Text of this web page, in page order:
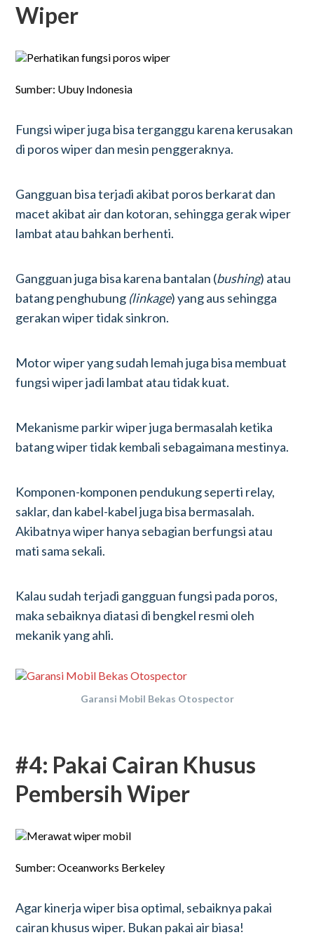
Wiper
Sumber: Ubuy Indonesia
Fungsi wiper juga bisa terganggu karena kerusakan
di poros wiper dan mesin penggeraknya.
Gangguan bisa terjadi akibat poros berkarat dan
macet akibat air dan kotoran, sehingga gerak wiper
lambat atau bahkan berhenti.
Gangguan juga bisa karena bantalan (bushing) atau
batang penghubung (linkage) yang aus sehingga
gerakan wiper tidak sinkron.
Motor wiper yang sudah lemah juga bisa membuat
fungsi wiper jadi lambat atau tidak kuat.
Mekanisme parkir wiper juga bermasalah ketika
batang wiper tidak kembali sebagaimana mestinya.
Komponen-komponen pendukung seperti relay,
saklar, dan kabel-kabel juga bisa bermasalah.
Akibatnya wiper hanya sebagian berfungsi atau
mati sama sekali.
Kalau sudah terjadi gangguan fungsi pada poros,
maka sebaiknya diatasi di bengkel resmi oleh
mekanik yang ahli.
Garansi Mobil Bekas Otospector
#4: Pakai Cairan Khusus
Pembersih Wiper
Sumber: Oceanworks Berkeley
Agar kinerja wiper bisa optimal, sebaiknya pakai
cairan khusus wiper. Bukan pakai air biasa!